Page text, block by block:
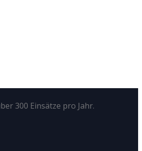
300 Einsätze pro Jahr.